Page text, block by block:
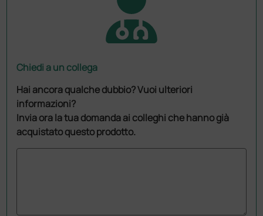
Chiedi a un collega
Hai ancora qualche dubbio? Vuoi ulteriori
informazioni?
Invia ora la tua domanda ai colleghi che hanno già
acquistato questo prodotto.